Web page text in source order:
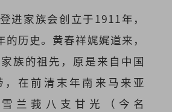
进家族会创立于1911年，
历史。黄春祥娓娓道来，
族的祖先，原是来自中国
，在前清末年南来马来亚
兰莪八支甘光（今名